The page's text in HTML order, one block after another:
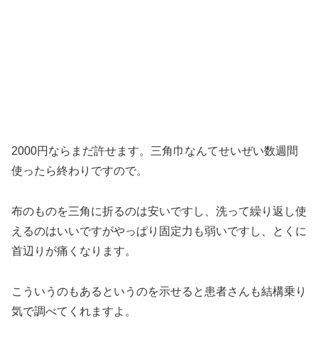
2000円ならまだ許せます。三角巾なんてせいぜい数週間
使ったら終わりですので。
布のものを三角に折るのは安いですし、洗って繰り返し使
えるのはいいですがやっぱり固定力も弱いですし、とくに
首辺りが痛くなります。
こういうのもあるというのを示せると患者さんも結構乗り
気で調べてくれますよ。